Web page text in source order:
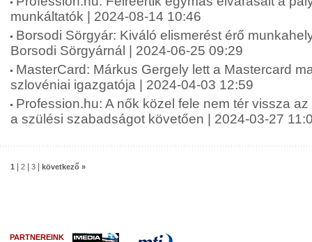
munkáltatók | 2024-08-14 10:46
Borsodi Sörgyár: Kiváló elismerést érő
Borsodi Sörgyárnál | 2024-06-25 09:29
MasterCard: Márkus Gergely lett a Mastercard
szlovéniai igazgatója | 2024-04-03 12:59
Profession.hu: A nők közel fele nem tér vissza
a szülési szabadságot követően | 2024-03-27
1 2 3 következő »
PARTNEREINK